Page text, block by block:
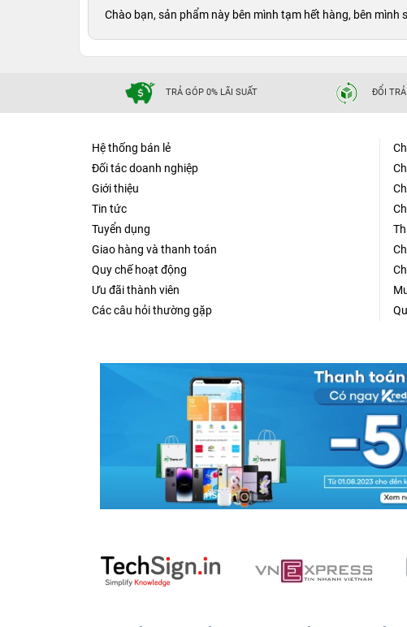
Màn hình của iPhone 6s 128GB Hàng Công Ty
Màn hình
iPhone 6s 128GB Hàng Công Ty
Công Ty Tôi nghĩ đó là một bức ảnh giả mạo được
Một lần chuyển tiếp khác từ iPhone 6s 128GB Hàng
nữa, không có nhiều thay đổi ở mặt trước, vì nó vẫn
ở 0.35cd / m2. Độ chính xác của màu sắc giảm xuống
có độ phủ sóng rất lớn trong phạm vi.
Camera siêu đẹp của iPhone 6s 128GB Hàng
Chào bạn, sản phẩm này bên mình tạm hết hàng, bên mình
TRẢ GÓP 0% LÃI SUẤT ĐỔI
Hệ thống bán lẻ
Đối tác doanh nghiệp
Giới thiệu
Tin tức
Tuyển dụng
Giao hàng và thanh toán
Quy chế hoạt động
Ưu đãi thành viên
Các câu hỏi thường gặp